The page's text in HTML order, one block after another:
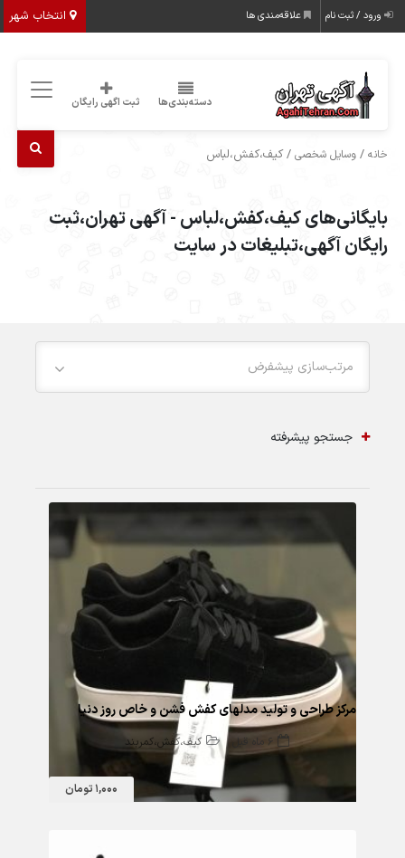
انتخاب شهر ورود / ثبت نام علاقه‌مندی ها
دسته‌بندی‌ها ثبت اگهی رایگان
خانه /وسایل شخصی / کیف،کفش،لباس
بایگانی‌های کیف،کفش،لباس - آگهی تهران،ثبت
رایگان آگهی،تبلیغات در سایت
مرتب‌سازی پیشفرض
جستجو پیشرفته
1,000 تومان
مرکز طراحی و تولید مدلهای کفش فشن و خاص روز دنیا
6 ماه قبل کیف،کفش،کمربند